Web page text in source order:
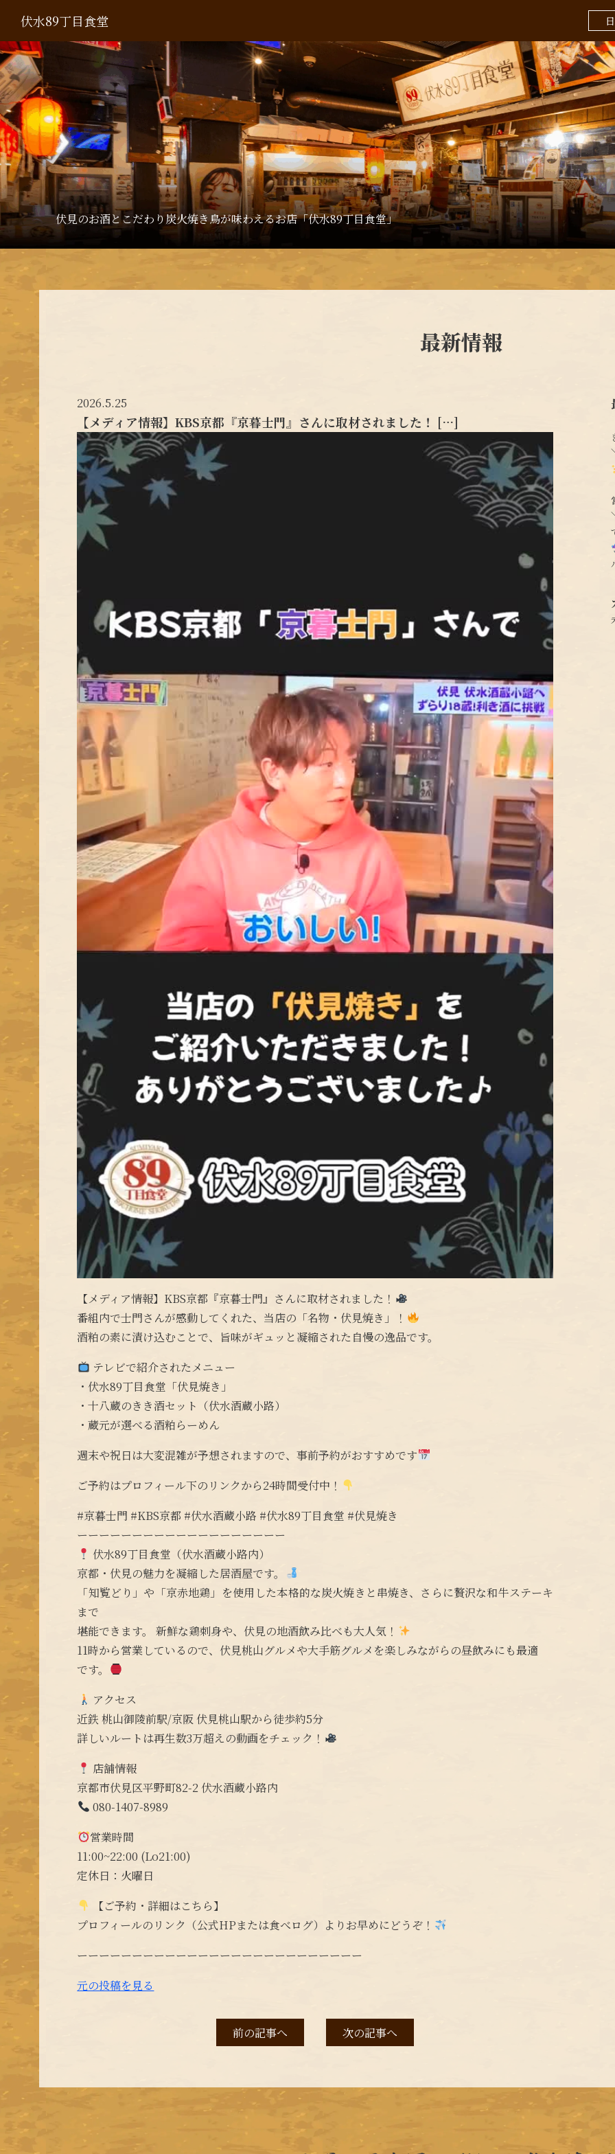
伏水89丁目食堂
伏見のお酒とこだわり炭火焼き鳥が味わえるお店「伏水89丁目食堂」
最新情報
2026.5.25
【メディア情報】KBS京都『京暮士門』さんに取材されました！ […]
【メディア情報】KBS京都『京暮士門』さんに取材されました！
番組内で士門さんが感動してくれた、当店の「名物・伏見焼き」！
酒粕の素に漬け込むことで、旨味がギュッと凝縮された自慢の逸品です。
テレビで紹介されたメニュー
・伏水89丁目食堂「伏見焼き」
・十八蔵のきき酒セット（伏水酒蔵小路）
・蔵元が選べる酒粕らーめん
週末や祝日は大変混雑が予想されますので、事前予約がおすすめです
ご予約はプロフィール下のリンクから24時間受付中！
#京暮士門 #KBS京都 #伏水酒蔵小路 #伏水89丁目食堂 #伏見焼き
ーーーーーーーーーーーーーーーーーーー
伏水89丁目食堂（伏水酒蔵小路内）
京都・伏見の魅力を凝縮した居酒屋です。
「知覧どり」や「京赤地鶏」を使用した本格的な炭火焼きと串焼き、さらに贅沢な和牛ステーキ
まで
堪能できます。 新鮮な鶏刺身や、伏見の地酒飲み比べも大人気！
11時から営業しているので、伏見桃山グルメや大手筋グルメを楽しみながらの昼飲みにも最適
です。
アクセス
近鉄 桃山御陵前駅/京阪 伏見桃山駅から徒歩約5分
詳しいルートは再生数3万超えの動画をチェック！
店舗情報
京都市伏見区平野町82-2 伏水酒蔵小路内
080-1407-8989
営業時間
11:00~22:00 (Lo21:00)
定休日：火曜日
【ご予約・詳細はこちら】
プロフィールのリンク（公式HPまたは食べログ）よりお早めにどうぞ！
ーーーーーーーーーーーーーーーーーーーーーーーーーー
元の投稿を見る
前の記事へ 次の記事へ